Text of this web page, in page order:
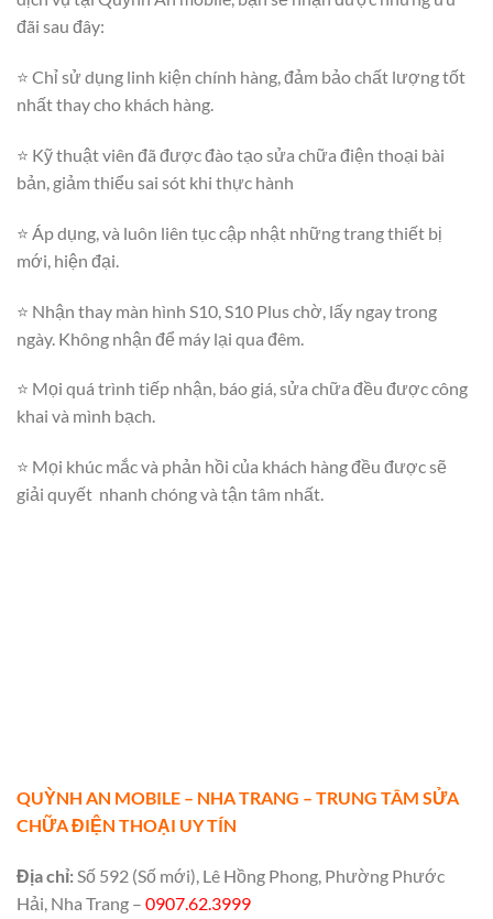
đãi sau đây:
⭐ Chỉ sử dụng linh kiện chính hàng, đảm bảo chất lượng tốt
nhất thay cho khách hàng.
⭐ Kỹ thuật viên đã được đào tạo sửa chữa điện thoại bài
bản, giảm thiểu sai sót khi thực hành
⭐ Áp dụng, và luôn liên tục cập nhật những trang thiết bị
mới, hiện đại.
⭐ Nhận thay màn hình S10, S10 Plus chờ, lấy ngay trong
ngày. Không nhận để máy lại qua đêm.
⭐ Mọi quá trình tiếp nhận, báo giá, sửa chữa đều được công
khai và mình bạch.
⭐ Mọi khúc mắc và phản hồi của khách hàng đều được sẽ
giải quyết nhanh chóng và tận tâm nhất.
QUỲNH AN MOBILE – NHA TRANG – TRUNG TÂM SỬA
CHỮA ĐIỆN THOẠI UY TÍN
Địa chỉ: Số 592 (Số mới), Lê Hồng Phong, Phường Phước
Hải, Nha Trang – 0907.62.3999